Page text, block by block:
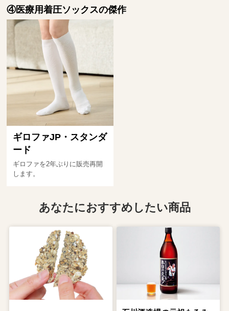
④医療用着圧ソックスの傑作
ギロファJP・スタンダ
ード
ギロファを2年ぶりに販売再開
します。
あなたにおすすめしたい商品